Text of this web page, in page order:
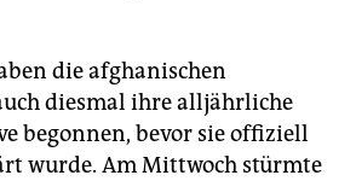
die afghanischen
diesmal ihre alljährliche
begonnen, bevor sie offiziell
wurde. Am Mittwoch stürmte